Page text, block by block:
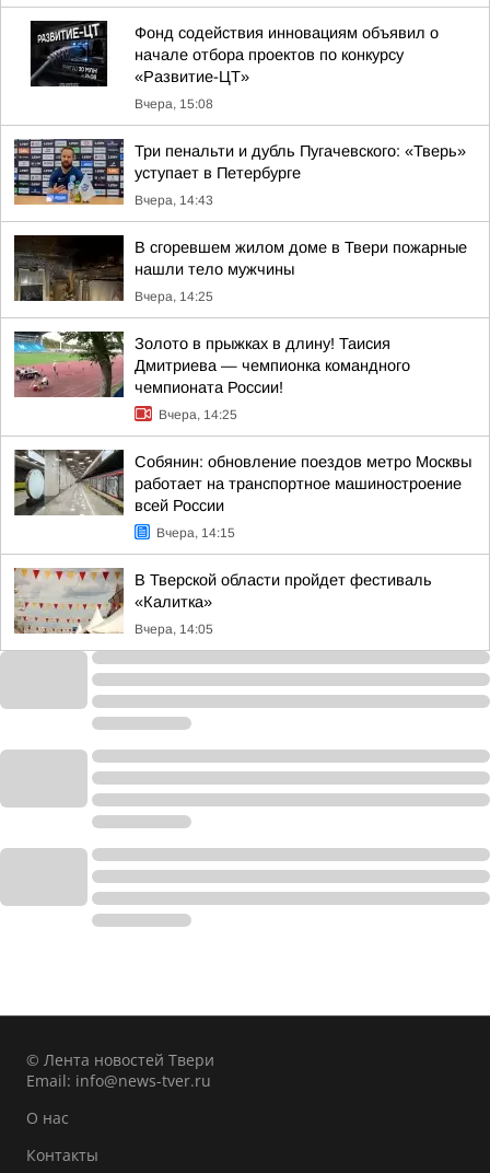
Фонд содействия инновациям объявил о
начале отбора проектов по конкурсу
«Развитие-ЦТ»
Вчера, 15:08
Три пенальти и дубль Пугачевского: «Тверь»
уступает в Петербурге
Вчера, 14:43
В сгоревшем жилом доме в Твери пожарные
нашли тело мужчины
Вчера, 14:25
Золото в прыжках в длину! Таисия
Дмитриева — чемпионка командного
чемпионата России!
Вчера, 14:25
Собянин: обновление поездов метро Москвы
работает на транспортное машиностроение
всей России
Вчера, 14:15
В Тверской области пройдет фестиваль
«Калитка»
Вчера, 14:05
© Лента новостей Твери
Email: info@news-tver.ru
О нас
Контакты